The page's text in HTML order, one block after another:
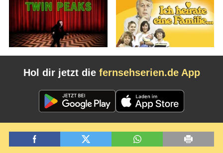
Hol dir jetzt die fernsehserien.de App